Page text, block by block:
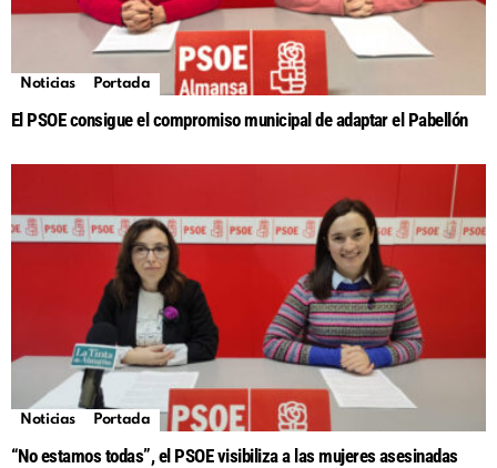
Noticias Portada
El PSOE consigue el compromiso municipal de adaptar el Pabellón
Noticias Portada
“No estamos todas”, el PSOE visibiliza a las mujeres asesinadas